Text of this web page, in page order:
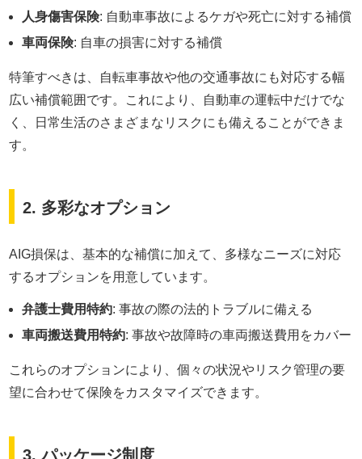
人身傷害保険: 自動車事故によるケガや死亡に対する補償
車両保険: 自車の損害に対する補償
特筆すべきは、自転車事故や他の交通事故にも対応する幅
広い補償範囲です。これにより、自動車の運転中だけでな
く、日常生活のさまざまなリスクにも備えることができま
す。
2. 多彩なオプション
AIG損保は、基本的な補償に加えて、多様なニーズに対応
するオプションを用意しています。
弁護士費用特約: 事故の際の法的トラブルに備える
車両搬送費用特約: 事故や故障時の車両搬送費用をカバー
これらのオプションにより、個々の状況やリスク管理の要
望に合わせて保険をカスタマイズできます。
3. パッケージ制度